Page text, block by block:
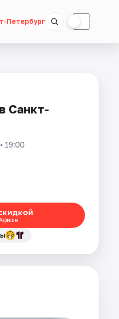
Петербург ☾
Санкт-
19:00